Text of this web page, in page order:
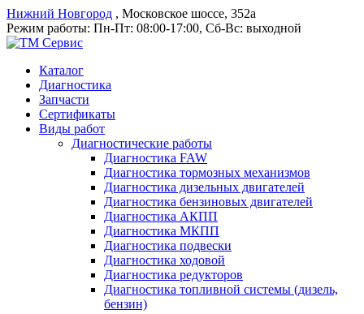
Нижний Новгород , Московское шоссе, 352а
Режим работы: Пн-Пт: 08:00-17:00, Сб-Вс: выходной
Каталог
Диагностика
Запчасти
Сертификаты
Виды работ
Диагностические работы
Диагностика FAW
Диагностика тормозных механизмов
Диагностика дизельных двигателей
Диагностика бензиновых двигателей
Диагностика АКПП
Диагностика МКПП
Диагностика подвески
Диагностика ходовой
Диагностика редукторов
Диагностика топливной системы (дизель,
бензин)